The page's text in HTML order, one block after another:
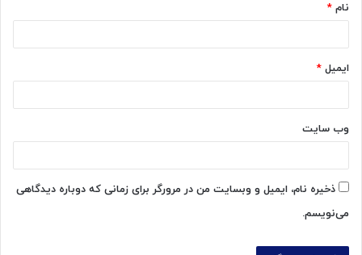
نام *
ایمیل *
وب‌ سایت
ذخیره نام، ایمیل و وبسایت من در مرورگر برای زمانی که دوباره دیدگاهی
می‌نویسم.